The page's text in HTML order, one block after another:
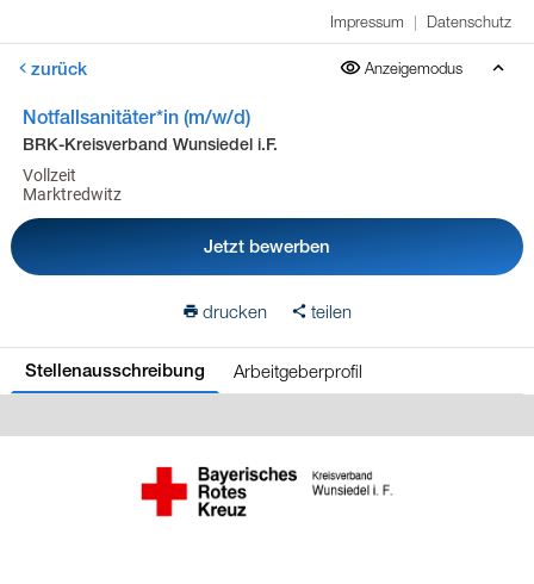
Impressum | Datenschutz
zurück Anzeigemodus
Notfallsanitäter*in (m/w/d)
BRK-Kreisverband Wunsiedel i.F.
Vollzeit
Marktredwitz
Jetzt bewerben
drucken teilen
Stellenausschreibung Arbeitgeberprofil